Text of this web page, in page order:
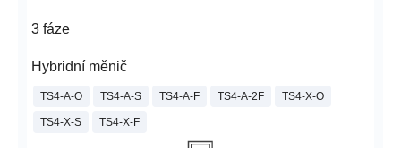
3 fáze
Hybridní měnič
TS4-A-O TS4-A-S TS4-A-F TS4-A-2F TS4-X-O
TS4-X-S TS4-X-F